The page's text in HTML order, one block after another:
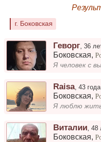
г. Боковская
Геворг ,36
Боковская,
Raisa,43 года
Боковская,
Виталии,48
Боковская,